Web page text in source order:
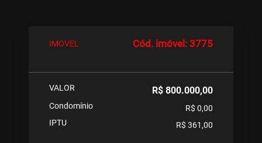
IMOVEL Cód. imóvel: 3775
VALOR R$ 800.000,00
Condomínio
R$ 0,00
IPTU
R$ 361,00